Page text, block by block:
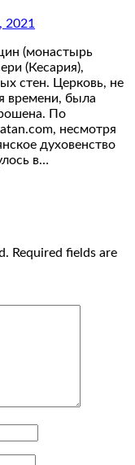
2021
(монастырь
(Кесария),
стен. Церковь, не
времени, была
По
несмотря
духовенство
в…
Required fields are